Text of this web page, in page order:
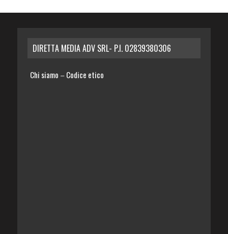
DIRETTA MEDIA ADV SRL- P.I. 02839380306
Chi siamo – Codice etico